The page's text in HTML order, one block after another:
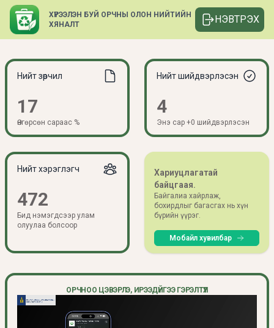
ХҮРЭЭЛЭН БУЙ ОРЧНЫ ОЛОН НИЙТИЙН
ХЯНАЛТ
НЭВТРЭХ
Нийт зөрчил
17
Өнгөрсөн сараас %
Нийт шийдвэрлэсэн
4
Энэ сар +0 шийдвэрлэсэн
Нийт хэрэглэгч
472
Бид нэмэгдсээр улам
олуулаа болсоор
Хариуцлагатай
байцгаая.
Байгалиа хайрлаж,
бохирдлыг багасгах нь хүн
бүрийн үүрэг.
Мобайл хувилбар
ОРЧНОО ЦЭВЭРЛЭ, ИРЭЭДҮЙГЭЭ ГЭРЭЛТҮҮЛ